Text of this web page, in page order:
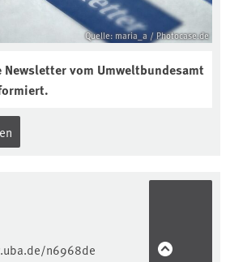
Quelle: maria_a / Photocase.de
vom Umweltbundesamt
n6968de